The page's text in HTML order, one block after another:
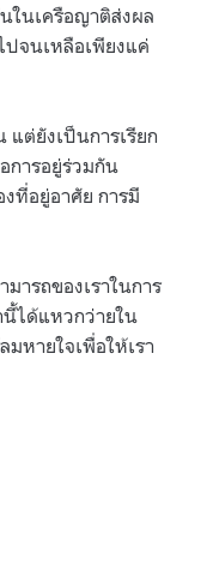
ในเครือญาติส่งผล
จนเหลือเพียงแค่
แต่ยังเป็นการเรียก
การอยู่ร่วมกัน
ที่อยู่อาศัย การมี
ารถของเราในการ
นี้ได้แหวกว่ายใน
หายใจเพื่อให้เรา